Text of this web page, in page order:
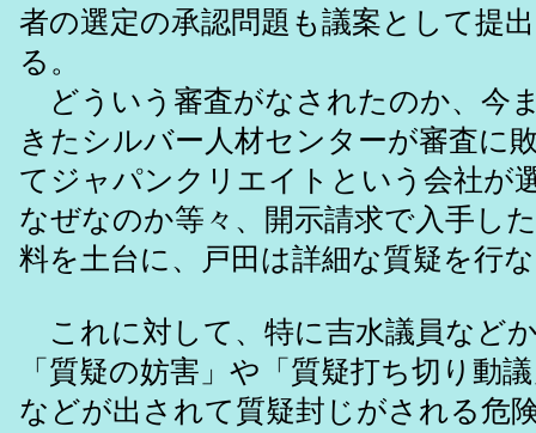
者の選定の承認問題も議案として提
る。
どういう審査がなされたのか、今
きたシルバー人材センターが審査に
てジャパンクリエイトという会社が
なぜなのか等々、開示請求で入手し
料を土台に、戸田は詳細な質疑を行
これに対して、特に吉水議員など
「質疑の妨害」や「質疑打ち切り動
などが出されて質疑封じがされる危